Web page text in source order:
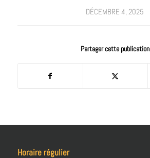
DÉCEMBRE 4, 2025
Partager cette publication
Horaire régulier